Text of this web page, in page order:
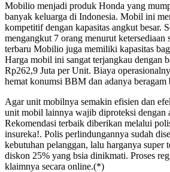
Mobilio menjadi produk Honda yang
banyak keluarga di Indonesia. Mobil ini
kompetitif dengan kapasitas angkut besar.
mengangkut 7 orang menurut ketersediaan
terbaru Mobilio juga memiliki kapasitas
Harga mobil ini sangat terjangkau dengan
Rp262,9 Juta per Unit. Biaya
hemat konumsi BBM dan adanya
Agar unit mobilnya semakin efisien dan
unit mobil lainnya wajib diproteksi dengan
Rekomendasi terbaik diberikan melalui
insureka!. Polis perlindungannya sudah
kebutuhan pelanggan, lalu harganya super
diskon 25% yang bsia dinikmati. Proses
klaimnya secara online.(*)